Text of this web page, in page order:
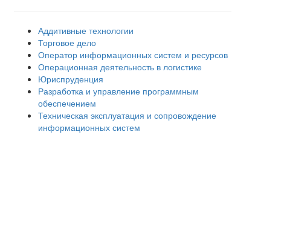
Аддитивные технологии
Торговое дело
Оператор информационных систем и ресурсов
Операционная деятельность в логистике
Юриспруденция
Разработка и управление программным
обеспечением
Техническая эксплуатация и сопровождение
информационных систем